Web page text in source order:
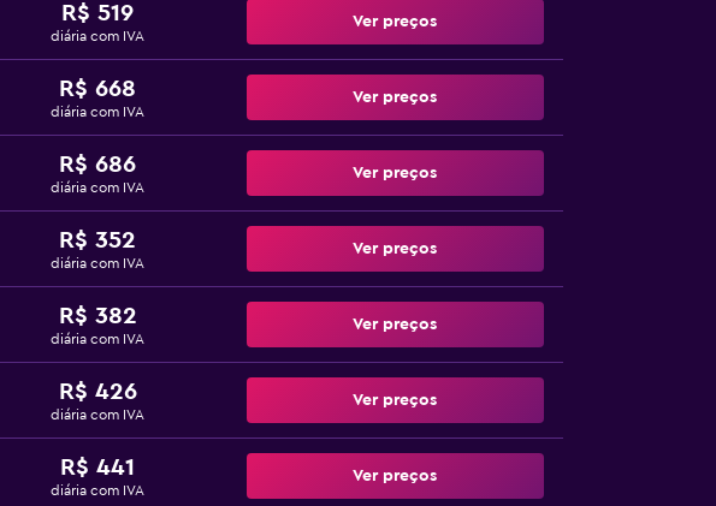
R$ 519
diária com IVA
Ver preços
R$ 668
diária com IVA
Ver preços
R$ 686
diária com IVA
Ver preços
R$ 352
diária com IVA
Ver preços
R$ 382
diária com IVA
Ver preços
R$ 426
diária com IVA
Ver preços
R$ 441
diária com IVA
Ver preços